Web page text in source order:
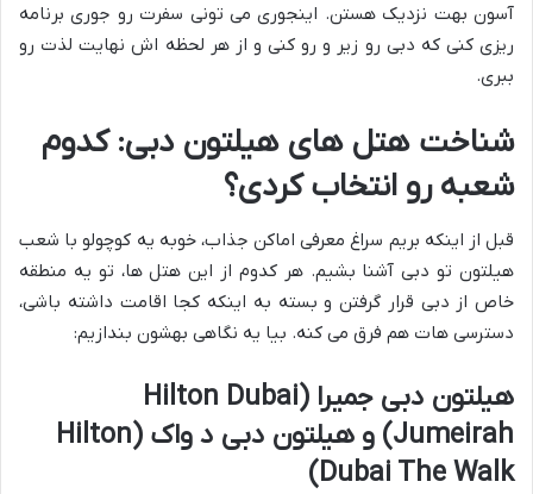
آسون بهت نزدیک هستن. اینجوری می تونی سفرت رو جوری برنامه
ریزی کنی که دبی رو زیر و رو کنی و از هر لحظه اش نهایت لذت رو
ببری.
شناخت هتل های هیلتون دبی: کدوم
شعبه رو انتخاب کردی؟
قبل از اینکه بریم سراغ معرفی اماکن جذاب، خوبه یه کوچولو با شعب
هیلتون تو دبی آشنا بشیم. هر کدوم از این هتل ها، تو یه منطقه
خاص از دبی قرار گرفتن و بسته به اینکه کجا اقامت داشته باشی،
دسترسی هات هم فرق می کنه. بیا یه نگاهی بهشون بندازیم:
هیلتون دبی جمیرا (Hilton Dubai
Jumeirah) و هیلتون دبی د واک (Hilton
Dubai The Walk)